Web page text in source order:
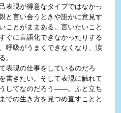
表現が得意なタイプではなかっ
と言い合うときや誰かに意見す
ことがままある。言いたいこと
ぐに言語化できなかったりする
呼吸がうまくできなくなり、涙
表現の仕事をしているのだろ
書きたい。そして表現に触れて
してなのだろう――。ふと立ち
での生き方を見つめ直すことと